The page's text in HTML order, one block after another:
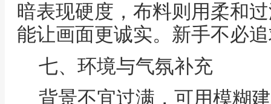
暗表现硬度，布料则用柔和
能让画面更诚实。新手不必
七、环境与气氛补充
背景不宜过满，可用模糊